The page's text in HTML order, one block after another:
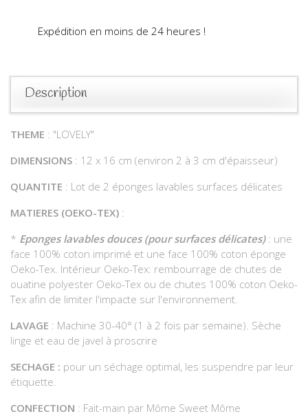
Expédition en moins de 24 heures !
Description
THEME : "LOVELY"
DIMENSIONS : 12 x 16 cm (environ 2 à 3 cm d'épaisseur)
QUANTITE : Lot de 2 éponges lavables surfaces délicates
MATIERES (OEKO-TEX) :
* Eponges lavables douces (pour surfaces délicates): une
face 100% coton imprimé et une face 100% coton éponge
Oeko-Tex. Intérieur Oeko-Tex: rembourrage de chutes de
ouatine polyester Oeko-Tex ou de chutes 100% coton Oeko-
Tex afin de limiter l'impacte sur l'environnement.
LAVAGE : Machine 30-40° (1 à 2 fois par semaine). Sèche
linge et eau de javel à proscrire
SECHAGE : pour un séchage optimal, les suspendre par leur
étiquette.
CONFECTION : Fait-main par Môme Sweet Môme